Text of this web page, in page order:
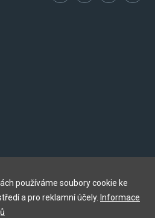
používáme soubory cookie ke
a pro reklamní účely. Informace